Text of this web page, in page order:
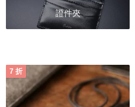
證件夾
7 折